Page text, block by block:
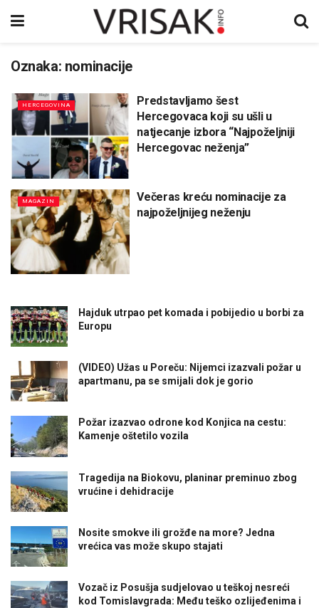
Oznaka: nominacije
HERCEGOVINA
Predstavljamo šest
Hercegovaca koji su ušli u
natjecanje izbora “Najpoželjniji
Hercegovac neženja”
MAGAZIN
Večeras kreću nominacije za
najpoželjnijeg neženju
Hajduk utrpao pet komada i pobijedio u borbi za
Europu
(VIDEO) Užas u Poreču: Nijemci izazvali požar u
apartmanu, pa se smijali dok je gorio
Požar izazvao odrone kod Konjica na cestu:
Kamenje oštetilo vozila
Tragedija na Biokovu, planinar preminuo zbog
vrućine i dehidracije
Nosite smokve ili grožđe na more? Jedna
vrećica vas može skupo stajati
Vozač iz Posušja sudjelovao u teškoj nesreći
kod Tomislavgrada: Među teško ozlijeđenima i